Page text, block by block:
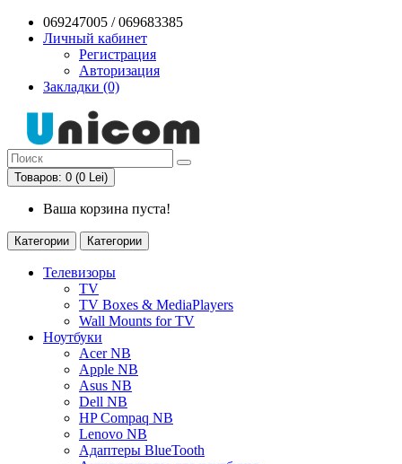
069247005 / 069683385
Личный кабинет
Регистрация
Авторизация
Закладки (0)
Товаров: 0 (0 Lei)
Ваша корзина пуста!
Категории Категории
Телевизоры
TV
TV Boxes & MediaPlayers
Wall Mounts for TV
Ноутбуки
Acer NB
Apple NB
Asus NB
Dell NB
HP Compaq NB
Lenovo NB
Адаптеры BlueTooth